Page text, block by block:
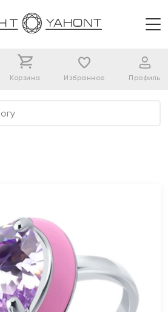
Корзина Избранное Профиль